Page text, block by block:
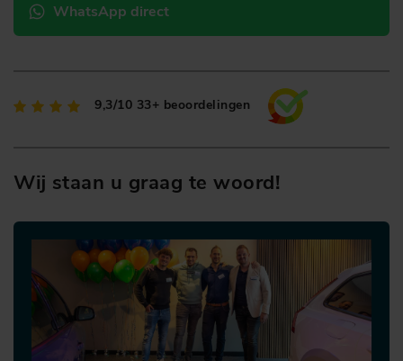
WhatsApp direct
9,3/10 33+ beoordelingen
Wij staan u graag te woord!